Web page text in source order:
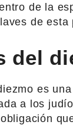
de la
de esta
del
es
a los